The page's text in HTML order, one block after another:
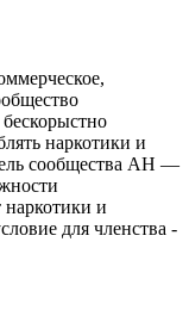
наркотики и
сообщества АН —
наркотики и
для членства -